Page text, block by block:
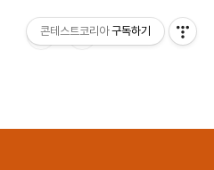
콘테스트코리아 구독하기